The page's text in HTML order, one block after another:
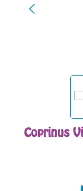
Coprinus